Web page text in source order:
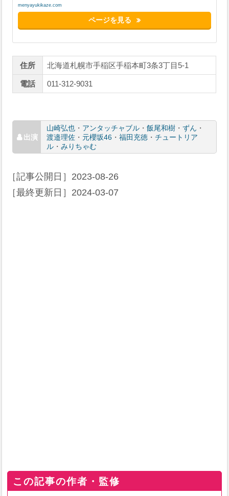
menyayukikaze.com
ページを見る
住所 北海道札幌市手稲区手稲本町3条3丁目5-1
電話 011-312-9031
山崎弘也・ アンタッチャブル・ 飯尾和樹・ ずん ・
渡邉理佐・ 元櫻坂46・ 福田充徳・ チュートリア
ル・ みりちゃむ
［記事公開日］ 2023-08-26
［最終更新日］ 2024-03-07
この記事の作者・監修